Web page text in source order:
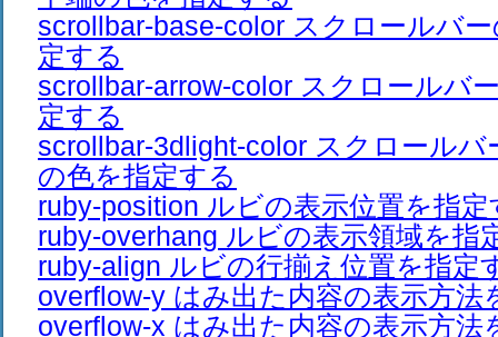
scrollbar-base-color スクロールバ
定する
scrollbar-arrow-color スクロールバ
定する
scrollbar-3dlight-color スクロールバ
の色を指定する
ruby-position ルビの表示位置を指定
ruby-overhang ルビの表示領域を指
ruby-align ルビの行揃え位置を指定
overflow-y はみ出た内容の表示方法
overflow-x はみ出た内容の表示方法